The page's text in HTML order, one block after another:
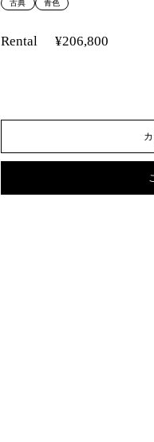
古典 青色
Rental ¥206,800